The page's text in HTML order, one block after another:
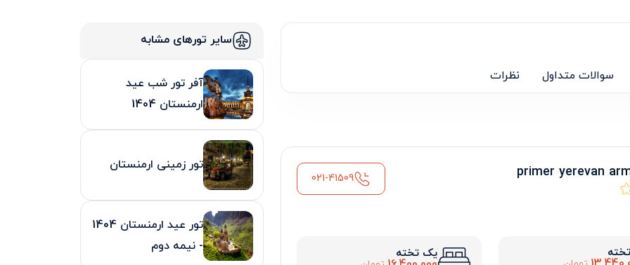
سوالات متداول نظرات
021-41509
یک تخته
سایر تورهای مشابه
آفر تور شب عید
ارمنستان 1404
تور زمینی ارمنستان
تور عید ارمنستان 1404
- نیمه دوم